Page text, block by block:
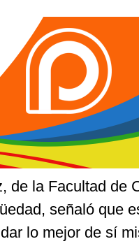
de la Facultad de
señaló que
lo mejor de sí